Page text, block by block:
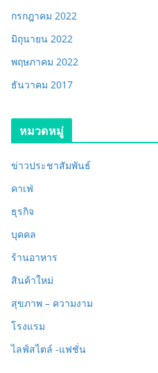
กรกฎาคม 2022
มิถุนายน 2022
พฤษภาคม 2022
ธันวาคม 2017
หมวดหมู่
ข่าวประชาสัมพันธ์
คาเฟ่
ธุรกิจ
บุคคล
ร้านอาหาร
สินค้าใหม่
สุขภาพ – ความงาม
โรงแรม
ไลฟ์สไตล์ -แฟชั่น